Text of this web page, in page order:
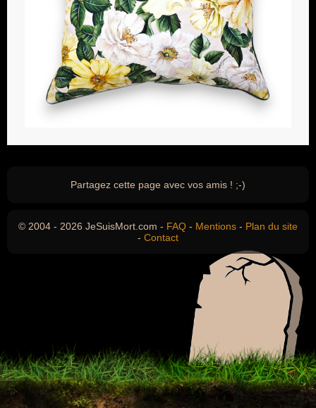
Partagez cette page avec vos amis ! ;-)
© 2004 - 2026 JeSuisMort.com - FAQ - Mentions - Plan du site
- Contact